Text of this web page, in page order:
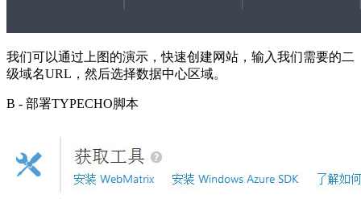
我们可以通过上图的演示，快速创建网站，输入我们需要的二
级域名URL，然后选择数据中心区域。
B - 部署TYPECHO脚本